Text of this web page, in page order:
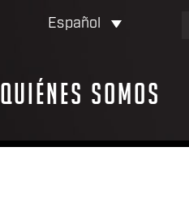
Español
Quiénes somos